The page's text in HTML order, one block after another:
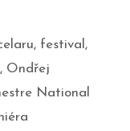
, festival ,
, Ondřej
National